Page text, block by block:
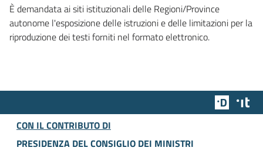
È demandata ai siti istituzionali delle Regioni/Province
autonome l'esposizione delle istruzioni e delle limitazioni per la
riproduzione dei testi forniti nel formato elettronico.
Team
CON IL CONTRIBUTO DI
PRESIDENZA DEL CONSIGLIO DEI MINISTRI